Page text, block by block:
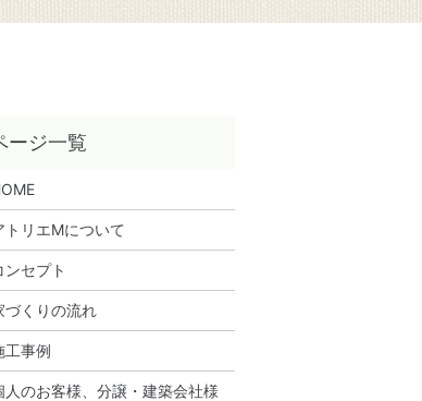
トリエMについて
ンセプト
づくりの流れ
工事例
人のお客様、分譲・建築会社様